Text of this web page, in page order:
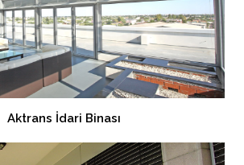
Aktrans İdari Binası